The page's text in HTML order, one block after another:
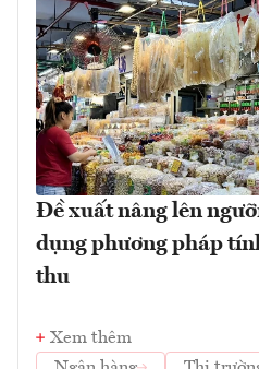
Đề xuất nâng lên
dụng phương pháp
thu
Xem thêm